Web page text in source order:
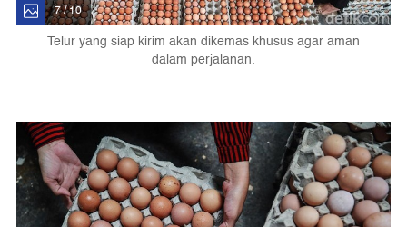
7 / 10
Telur yang siap kirim akan dikemas khusus agar aman
dalam perjalanan.